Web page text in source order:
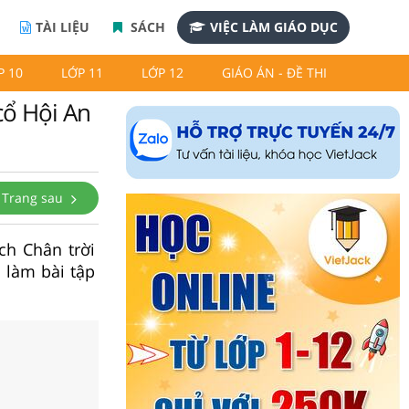
TÀI LIỆU SÁCH VIỆC LÀM GIÁO DỤC
10 LỚP 11 LỚP 12 GIÁO ÁN - ĐỀ THI
Hội An
Trang sau
Chân trời
làm bài tập